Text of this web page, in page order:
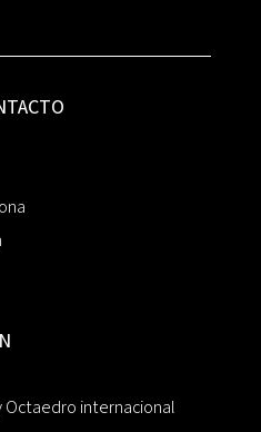
Octaedro internacional